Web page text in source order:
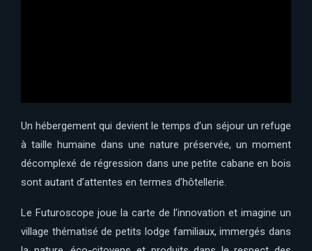
Un hébergement qui devient le temps d’un séjour un refuge
à taille humaine dans une nature préservée, un moment
décomplexé de régression dans une petite cabane en bois
sont autant d’attentes en termes d’hôtellerie.
Le Futuroscope joue la carte de l’innovation et imagine un
village thématisé de petits lodge familiaux, immergés dans